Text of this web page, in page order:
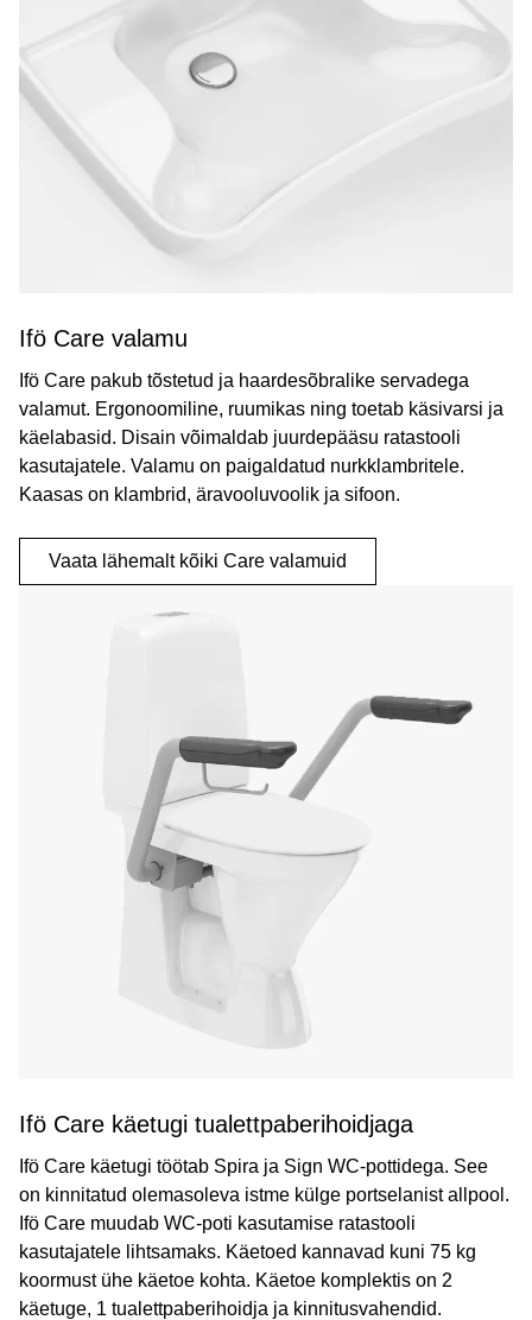
Ifö Care valamu
Ifö Care pakub tõstetud ja haardesõbralike servadega
valamut. Ergonoomiline, ruumikas ning toetab käsivarsi ja
käelabasid. Disain võimaldab juurdepääsu ratastooli
kasutajatele. Valamu on paigaldatud nurkklambritele.
Kaasas on klambrid, äravooluvoolik ja sifoon.
Vaata lähemalt kõiki Care valamuid
Ifö Care käetugi tualettpaberihoidjaga
Ifö Care käetugi töötab Spira ja Sign WC-pottidega. See
on kinnitatud olemasoleva istme külge portselanist allpool.
Ifö Care muudab WC-poti kasutamise ratastooli
kasutajatele lihtsamaks. Käetoed kannavad kuni 75 kg
koormust ühe käetoe kohta. Käetoe komplektis on 2
käetuge, 1 tualettpaberihoidja ja kinnitusvahendid.